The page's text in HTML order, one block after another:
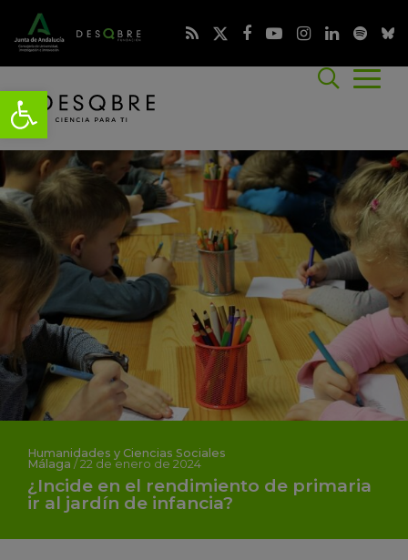
Humanidades y Ciencias Sociales
Málaga / 22 de enero de 2024
¿Incide en el rendimiento de primaria
ir al jardín de infancia?